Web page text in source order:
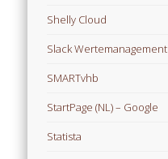
Shelly Cloud
Slack Wertemanagement
SMARTvhb
StartPage (NL) – Google
Statista